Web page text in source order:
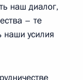
наш диалог,
– те
наши усилия